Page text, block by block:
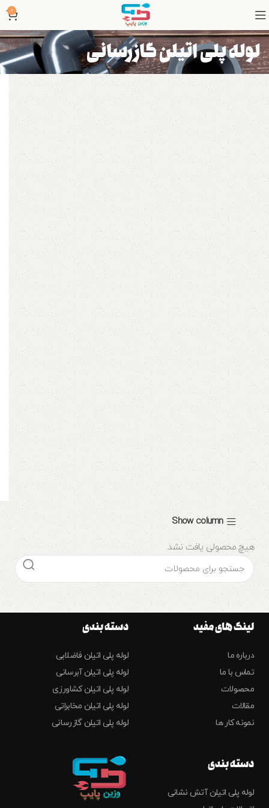
0
لوله پلی اتیلن گازرسانی
Show column
هیچ محصولی یافت نشد.
لینک های مفید
درباره ما
تماس با ما
محصولات
مقالات
نمونه کار ها
دسته بندی
لوله پلی اتیلن فاضلابی
لوله پلی اتیلن آبرسانی
لوله پلی اتیلن کشاورزی
لوله پلی اتیلن مخابراتی
لوله پلی اتیلن گازرسانی
دسته بندی
لوله پلی اتیلن آتش نشانی